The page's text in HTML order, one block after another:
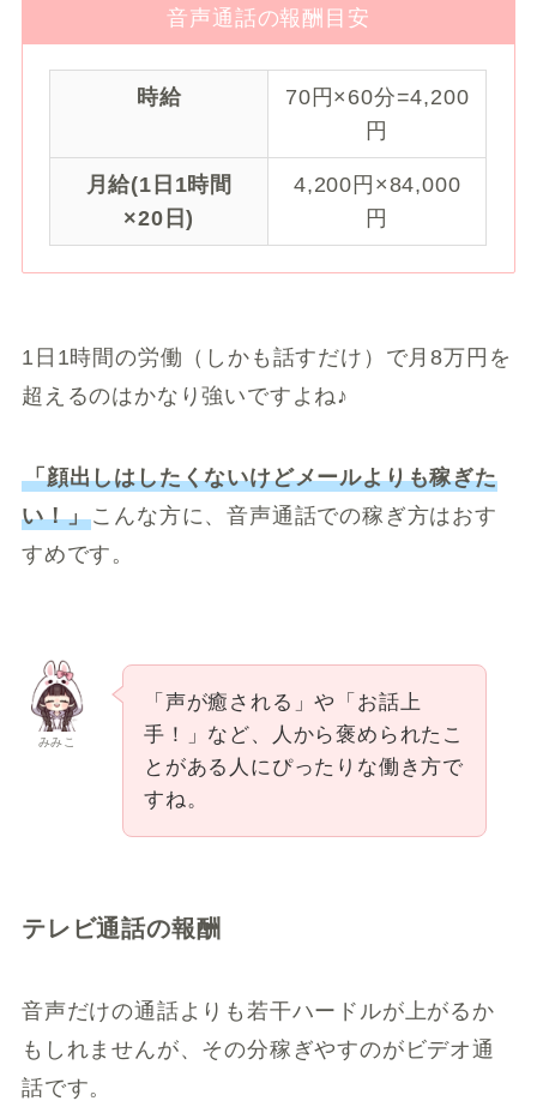
音声通話の報酬目安
時給
70円×60分=4,200
円
月給(1日1時間
×20日)
4,200円×84,000
円
1日1時間の労働（しかも話すだけ）で月8万円を
超えるのはかなり強いですよね♪
「顔出しはしたくないけどメールよりも稼ぎた
い！」こんな方に、音声通話での稼ぎ方はおす
すめです。
みみこ
「声が癒される」や「お話上
手！」など、人から褒められたこ
とがある人にぴったりな働き方で
すね。
テレビ通話の報酬
音声だけの通話よりも若干ハードルが上がるか
もしれませんが、その分稼ぎやすのがビデオ通
話です。